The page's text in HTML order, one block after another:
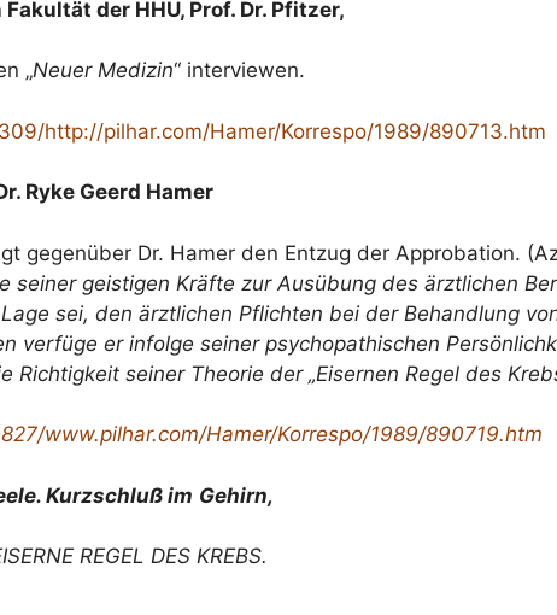
der HHU, Prof. Dr. Pfitzer,
„Neuer Medizin“ interviewen.
http://pilhar.com/Hamer/Korrespo/1989/890713.htm
Ryke Geerd Hamer
gegenüber Dr. Hamer den Entzug der Approbation.
seiner geistigen Kräfte zur Ausübung des ärztlichen
sei, den ärztlichen Pflichten bei der Behandlung
verfüge er infolge seiner psychopathischen
Richtigkeit seiner Theorie der „Eisernen Regel des
www.pilhar.com/Hamer/Korrespo/1989/890719.htm
Kurzschluß im Gehirn,
REGEL DES KREBS.